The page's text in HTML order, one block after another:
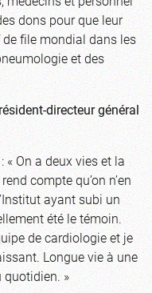
dons pour que leur
file mondial dans les
et des
directeur général
« On a deux vies et la
compte qu’on n’en
ayant subi un
été le témoin.
de cardiologie et je
Longue vie à une
quotidien. »